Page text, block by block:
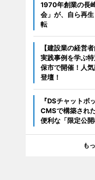
1970年創業の長
会」が、自ら再
転
【建設業の経営
実践事例を学ぶ
保市で開催！人
登壇！
『DSチャット
CMSで構築され
便利な「限定公
も